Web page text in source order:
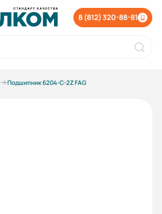
8 (812) 320-88-81
Подшипник 6204-С-2Z FAG